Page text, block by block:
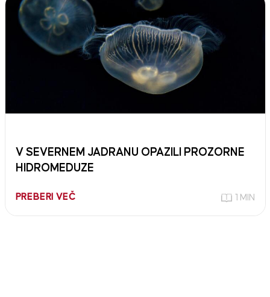
V SEVERNEM JADRANU OPAZILI PROZORNE
HIDROMEDUZE
PREBERI VEČ 1 MIN